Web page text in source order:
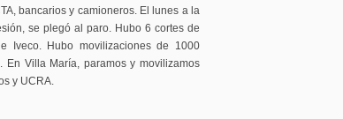
bancarios y camioneros. El lunes a la
se plegó al paro. Hubo 6 cortes de
Iveco. Hubo movilizaciones de 1000
En Villa María, paramos y movilizamos
y UCRA.